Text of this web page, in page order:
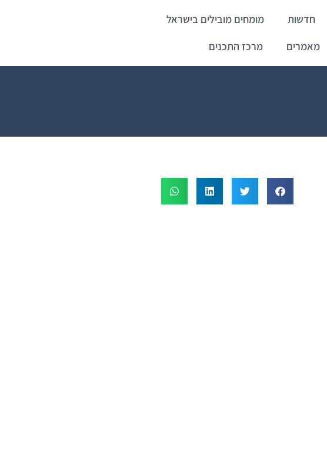
חדשות
מומחים מובילים בישראל
מאמרים מרכז התכנים